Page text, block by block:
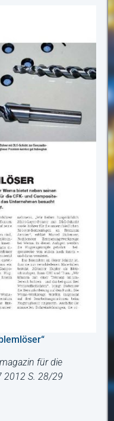
für die
2012 S. 28/29